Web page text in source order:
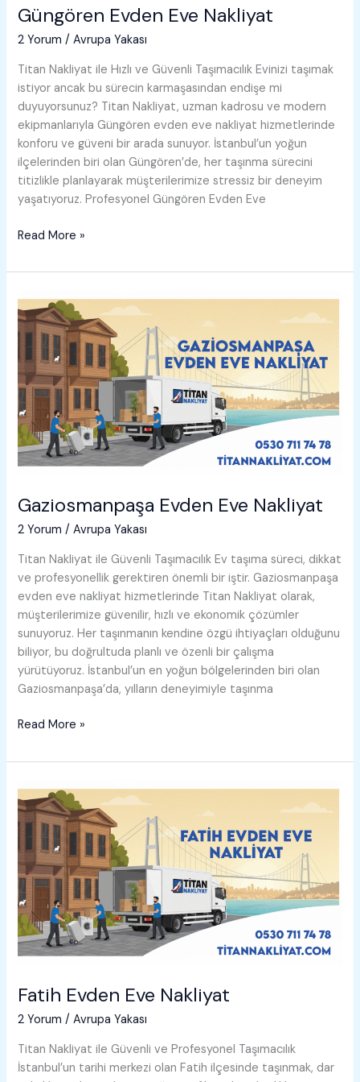
Güngören Evden Eve Nakliyat
2 Yorum /Avrupa Yakası
Titan Nakliyat ile Hızlı ve Güvenli Taşımacılık Evinizi taşımak
istiyor ancak bu sürecin karmaşasından endişe mi
duyuyorsunuz? Titan Nakliyat, uzman kadrosu ve modern
ekipmanlarıyla Güngören evden eve nakliyat hizmetlerinde
konforu ve güveni bir arada sunuyor. İstanbul’un yoğun
ilçelerinden biri olan Güngören’de, her taşınma sürecini
titizlikle planlayarak müşterilerimize stressiz bir deneyim
yaşatıyoruz. Profesyonel Güngören Evden Eve
Güngören
Eve
Read More »
Gaziosmanpaşa Evden Eve Nakliyat
2 Yorum /Avrupa Yakası
Titan Nakliyat ile Güvenli Taşımacılık Ev taşıma süreci, dikkat
ve profesyonellik gerektiren önemli bir iştir. Gaziosmanpaşa
evden eve nakliyat hizmetlerinde Titan Nakliyat olarak,
müşterilerimize güvenilir, hızlı ve ekonomik çözümler
sunuyoruz. Her taşınmanın kendine özgü ihtiyaçları olduğunu
biliyor, bu doğrultuda planlı ve özenli bir çalışma
yürütüyoruz. İstanbul’un en yoğun bölgelerinden biri olan
Gaziosmanpaşa’da, yılların deneyimiyle taşınma
Gaziosmanpaşa
Eve
Read More »
Fatih Evden Eve Nakliyat
2 Yorum /Avrupa Yakası
Titan Nakliyat ile Güvenli ve Profesyonel Taşımacılık
İstanbul’un tarihi merkezi olan Fatih ilçesinde taşınmak, dar